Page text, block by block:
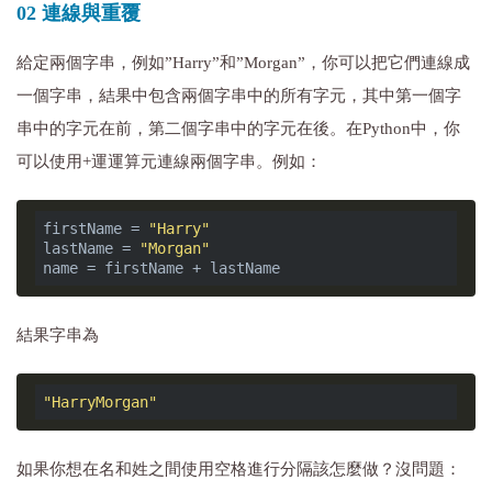
02 連線與重覆
給定兩個字串，例如”Harry”和”Morgan”，你可以把它們連線成
一個字串，結果中包含兩個字串中的所有字元，其中第一個字
串中的字元在前，第二個字串中的字元在後。在Python中，你
可以使用+運運算元連線兩個字串。例如：
firstName =
"Harry"
lastName =
"Morgan"
結果字串為
"HarryMorgan"
如果你想在名和姓之間使用空格進行分隔該怎麼做？沒問題：